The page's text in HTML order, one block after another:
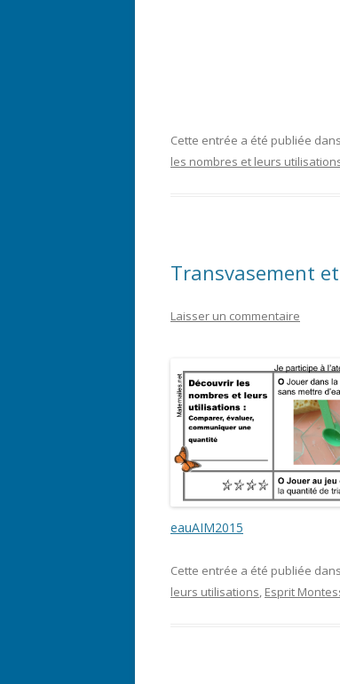
Cette entrée a été publiée dans
les nombres et leurs
Transvasement
Laisser un commentaire
eauAIM2015
Cette entrée a été publiée dans
leurs utilisations, Esprit